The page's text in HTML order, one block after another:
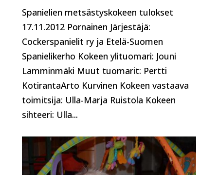
Spanielien metsästyskokeen tulokset
17.11.2012 Pornainen Järjestäjä:
Cockerspanielit ry ja Etelä-Suomen
Spanielikerho Kokeen ylituomari: Jouni
Lamminmäki Muut tuomarit: Pertti
KotirantaArto Kurvinen Kokeen vastaava
toimitsija: Ulla-Marja Ruistola Kokeen
sihteeri: Ulla...